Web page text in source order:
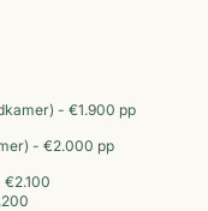
- €1.900 pp
- €2.000 pp